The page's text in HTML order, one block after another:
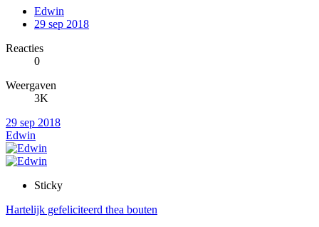
Edwin
29 sep 2018
Reacties
0
Weergaven
3K
29 sep 2018
Edwin
Sticky
Hartelijk gefeliciteerd thea bouten